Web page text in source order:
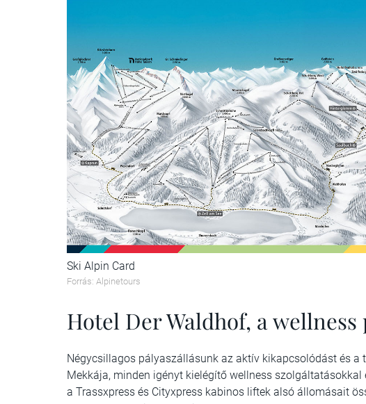
Ski Alpin Card
Forrás: Alpinetours
Hotel Der Waldhof, a wellness
Négycsillagos pályaszállásunk az aktív kikapcsolódást és
Mekkája, minden igényt kielégítő wellness
a Trassxpress és Cityxpress kabinos liftek alsó állomásait